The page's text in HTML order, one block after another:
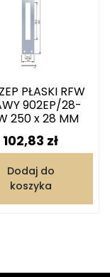
PŁASKI RFW
902EP/28-
250 x 28 MM
Cena
102,83 zł
Dodaj do
koszyka